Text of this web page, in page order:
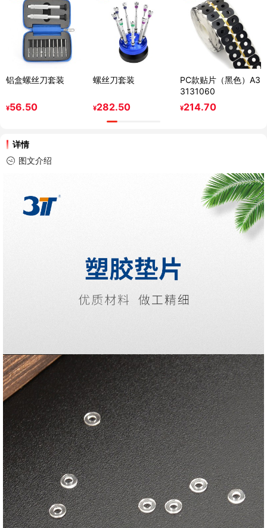
铝盒螺丝刀套装
¥56.50
螺丝刀套装
¥282.50
PC款贴片（黑色）A3
3131060
¥214.70
详情
图文介绍